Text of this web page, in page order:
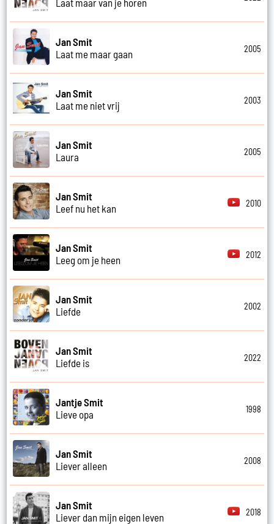
Jan Smit
Laat me maar gaan
2005
Jan Smit
Laat me niet vrij
2003
Jan Smit
Laura
2005
Jan Smit
Leef nu het kan
2010
Jan Smit
Leeg om je heen
2012
Jan Smit
Liefde
2002
Jan Smit
Liefde is
2022
Jantje Smit
Lieve opa
1998
Jan Smit
Liever alleen
2008
Jan Smit
Liever dan mijn eigen leven
2018